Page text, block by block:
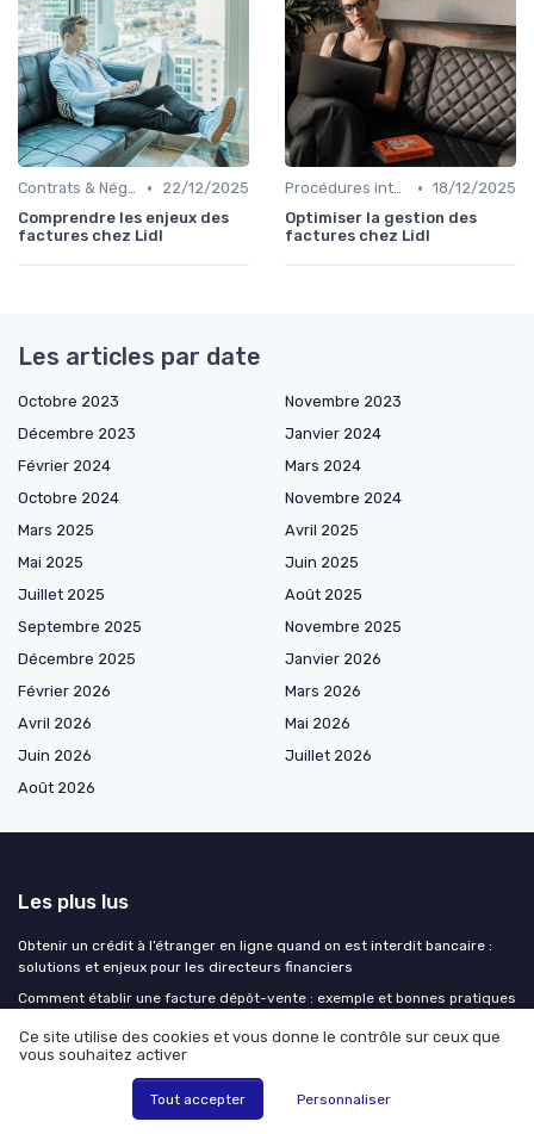
Contrats & Négociations •
22/12/2025
Comprendre les enjeux des
factures chez Lidl
Procédures internes • 18/12/2025
Optimiser la gestion des
factures chez Lidl
Les articles par date
Octobre 2023
Novembre 2023
Décembre 2023
Janvier 2024
Février 2024
Mars 2024
Octobre 2024
Novembre 2024
Mars 2025
Avril 2025
Mai 2025
Juin 2025
Juillet 2025
Août 2025
Septembre 2025
Novembre 2025
Décembre 2025
Janvier 2026
Février 2026
Mars 2026
Avril 2026
Mai 2026
Juin 2026
Juillet 2026
Août 2026
Les plus lus
Obtenir un crédit à l’étranger en ligne quand on est interdit bancaire :
solutions et enjeux pour les directeurs financiers
Comment établir une facture dépôt-vente : exemple et bonnes pratiques
Comprendre la différence entre DAF et CFO
Interview de Victor PARIS de Aegerter Domaines & Signatures : pilotage
financier d’un groupe viticole
Ce site utilise des cookies et vous donne le contrôle sur ceux que
vous souhaitez activer
Tout accepter Personnaliser